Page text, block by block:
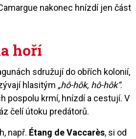
nakonec hnízdí jen část
hoří
sdružují do obřích kolonií,
hlasitým „hô-hôk, hô-hôk“.
pospolu krmí, hnízdí a cestují. V
čelí útoku predátorů.
např. Étang de Vaccarès, si od